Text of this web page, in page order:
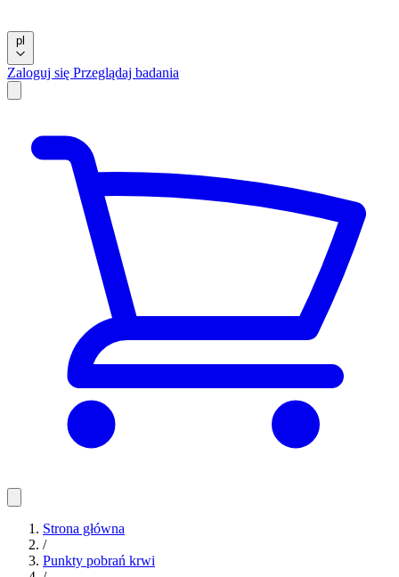
pl
Zaloguj się Przeglądaj badania
Strona główna
/
Punkty pobrań krwi